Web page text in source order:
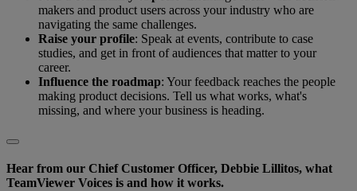
makers and product users across your industry who are
navigating the same challenges.
Raise your profile: Speak at events, contribute to case
studies, and get in front of audiences that matter to your
career.
Influence the roadmap: Your feedback reaches the people
making product decisions. Tell us what works, what's
missing, and where your business is heading.
Hear from our Chief Customer Officer, Debbie Lillitos, what
TeamViewer Voices is and how it works.